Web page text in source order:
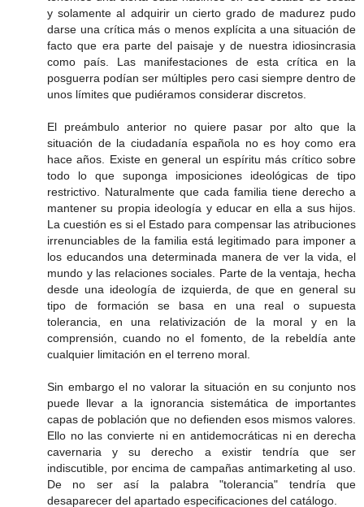
y solamente al adquirir un cierto grado de madurez pudo
darse una crítica más o menos explícita a una situación de
facto que era parte del paisaje y de nuestra idiosincrasia
como país. Las manifestaciones de esta crítica en la
posguerra podían ser múltiples pero casi siempre dentro de
unos límites que pudiéramos considerar discretos.
El preámbulo anterior no quiere pasar por alto que la
situación de la ciudadanía española no es hoy como era
hace años. Existe en general un espíritu más crítico sobre
todo lo que suponga imposiciones ideológicas de tipo
restrictivo. Naturalmente que cada familia tiene derecho a
mantener su propia ideología y educar en ella a sus hijos.
La cuestión es si el Estado para compensar las atribuciones
irrenunciables de la familia está legitimado para imponer a
los educandos una determinada manera de ver la vida, el
mundo y las relaciones sociales. Parte de la ventaja, hecha
desde una ideología de izquierda, de que en general su
tipo de formación se basa en una real o supuesta
tolerancia, en una relativización de la moral y en la
comprensión, cuando no el fomento, de la rebeldía ante
cualquier limitación en el terreno moral.
Sin embargo el no valorar la situación en su conjunto nos
puede llevar a la ignorancia sistemática de importantes
capas de población que no defienden esos mismos valores.
Ello no las convierte ni en antidemocráticas ni en derecha
cavernaria y su derecho a existir tendría que ser
indiscutible, por encima de campañas antimarketing al uso.
De no ser así la palabra "tolerancia" tendría que
desaparecer del apartado especificaciones del catálogo.